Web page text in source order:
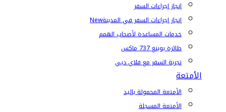
إنجاز إجراءات السفر
إنجاز إجراءات السفر في المدينةNew
خدمات المساعدة لأصحاب الهمم
طائرة بوينغ 737 ماكس
تجربة السفر مع فلاي دبي
الأمتعة
الأمتعة المحمولة باليد
الأمتعة المسجلة